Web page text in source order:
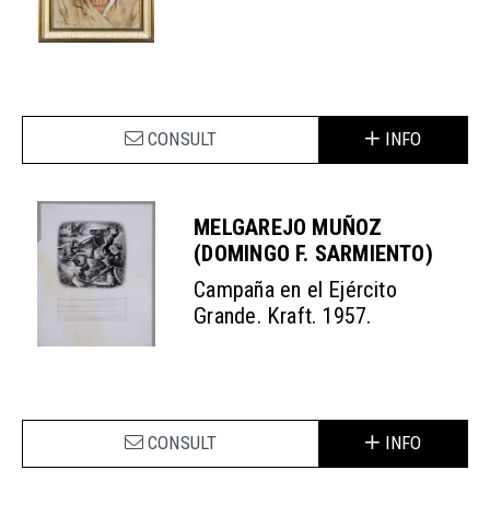
CONSULT INFO
MELGAREJO MUÑOZ
(DOMINGO F. SARMIENTO)
Campaña en el Ejército
Grande. Kraft. 1957.
CONSULT INFO